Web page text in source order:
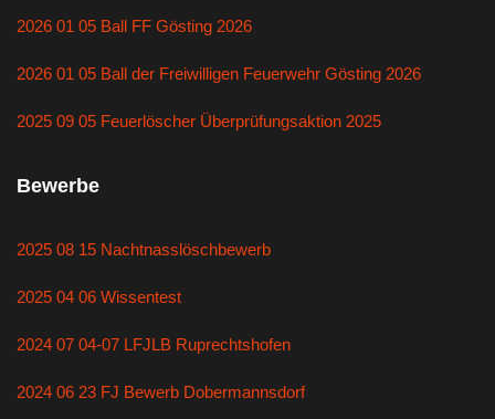
2026 01 05 Ball FF Gösting 2026
2026 01 05 Ball der Freiwilligen Feuerwehr Gösting 2026
2025 09 05 Feuerlöscher Überprüfungsaktion 2025
Bewerbe
2025 08 15 Nachtnasslöschbewerb
2025 04 06 Wissentest
2024 07 04-07 LFJLB Ruprechtshofen
2024 06 23 FJ Bewerb Dobermannsdorf